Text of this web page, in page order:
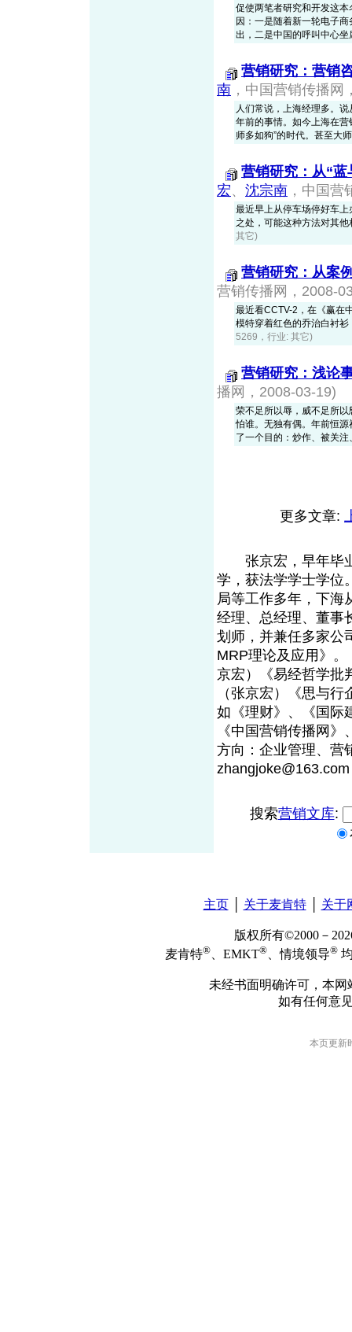
促使两笔者研究和开发这
因：一是随着新一轮电子
出，二是中国的呼叫中心
营销研究：营销
南 ，中国营销传播网
人们常说，上海经理多。
年前的事情。如今上海在
师多如狗”的时代。甚至大
营销研究：从“
宏、 沈宗南 ，中国
最近早上从停车场停好车
之处，可能这种方法对其
其它)
营销研究：从案
营销传播网，2008-
最近看CCTV-2，在《赢在
模特穿着红色的乔治白衬
5269，行业: 其它)
营销研究：浅论
播网，2008-03-19)
荣不足所以辱，威不足所
怕谁。无独有偶。年前恒
了一个目的：炒作、被关
更多文章:
张京宏，早年毕业
学，获法学学士学位
局等工作多年，下海
经理、总经理、董事
划师，并兼任多家公
MRP理论及应用》
京宏）《易经哲学批
（张京宏）《思与
如《理财》、《国际
《中国营销传播网
方向：企业管理、营
搜索营销文库:
主页│ 关于麦肯特│ 关于
版权所有©2000－
麦肯特® 、EMKT® 、情境领导®
未经书面明确许可，本
如有任何意
本页更新